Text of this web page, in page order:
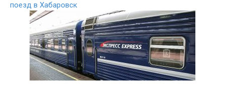
поезд в Хабаровск